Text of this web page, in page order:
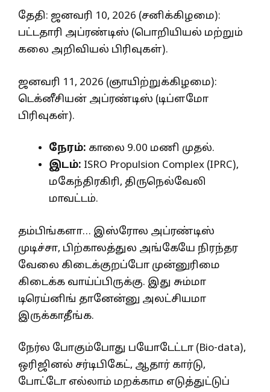
தேதி: ஜனவரி 10, 2026 (சனிக்கிழமை):
பட்டதாரி அப்ரண்டிஸ் (பொறியியல் மற்றும்
கலை அறிவியல் பிரிவுகள்).
ஜனவரி 11, 2026 (ஞாயிற்றுக்கிழமை):
டெக்னீசியன் அப்ரண்டிஸ் (டிப்ளமோ
பிரிவுகள்).
நேரம்: காலை 9.00 மணி முதல்.
இடம்: ISRO Propulsion Complex (IPRC),
மகேந்திரகிரி, திருநெல்வேலி
மாவட்டம்.
தம்பிங்களா… இஸ்ரோல அப்ரண்டிஸ்
முடிச்சா, பிற்காலத்துல அங்கேயே நிரந்தர
வேலை கிடைக்குறப்போ முன்னுரிமை
கிடைக்க வாய்ப்பிருக்கு. இது சும்மா
டிரெய்னிங் தானேன்னு அலட்சியமா
இருக்காதீங்க.
நேர்ல போகும்போது பயோடேட்டா (Bio-data),
ஒரிஜினல் சர்டிபிகேட், ஆதார் கார்டு,
போட்டோ எல்லாம் மறக்காம எடுத்துட்டுப்